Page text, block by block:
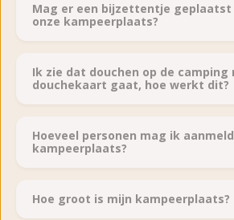
Mag er een bijzettentje geplaatst
onze kampeerplaats?
Ik zie dat douchen op de camping
douchekaart gaat, hoe werkt dit?
Hoeveel personen mag ik
kampeerplaats?
Hoe groot is mijn kampeerplaats?